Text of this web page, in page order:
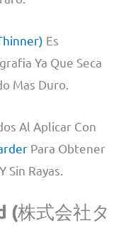
Es
Ya Que Seca
Mas Duro.
Al Aplicar Con
Para Obtener
Sin Rayas.
(株式会社タ